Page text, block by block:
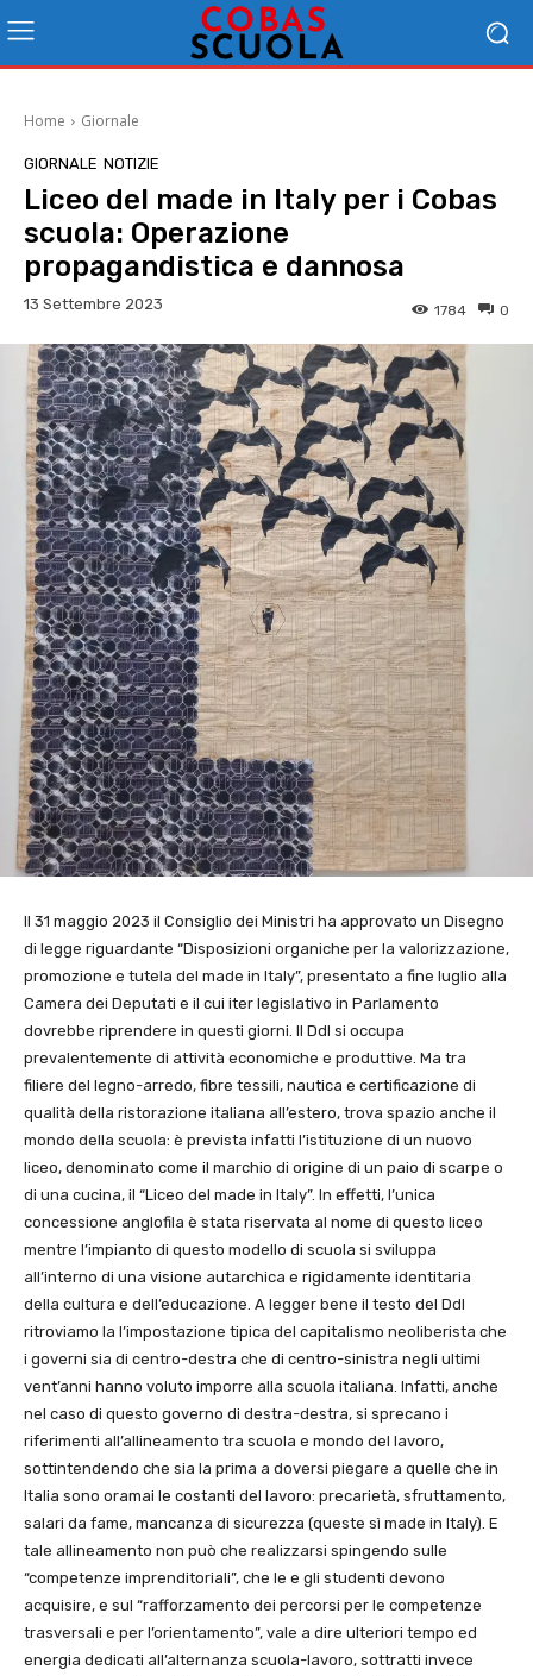
Home Giornale
GIORNALE NOTIZIE
Liceo del made in Italy per i Cobas
scuola: Operazione
propagandistica e dannosa
13 Settembre 2023 0
1784
Il 31 maggio 2023 il Consiglio dei Ministri ha approvato un Disegno
di legge riguardante “Disposizioni organiche per la valorizzazione,
promozione e tutela del made in Italy”, presentato a fine luglio alla
Camera dei Deputati e il cui iter legislativo in Parlamento
dovrebbe riprendere in questi giorni. Il Ddl si occupa
prevalentemente di attività economiche e produttive. Ma tra
filiere del legno-arredo, fibre tessili, nautica e certificazione di
qualità della ristorazione italiana all’estero, trova spazio anche il
mondo della scuola: è prevista infatti l’istituzione di un nuovo
liceo, denominato come il marchio di origine di un paio di scarpe o
di una cucina, il “Liceo del made in Italy”. In effetti, l’unica
concessione anglofila è stata riservata al nome di questo liceo
mentre l’impianto di questo modello di scuola si sviluppa
all’interno di una visione autarchica e rigidamente identitaria
della cultura e dell’educazione. A legger bene il testo del Ddl
ritroviamo la l’impostazione tipica del capitalismo neoliberista che
i governi sia di centro-destra che di centro-sinistra negli ultimi
vent’anni hanno voluto imporre alla scuola italiana. Infatti, anche
nel caso di questo governo di destra-destra, si sprecano i
riferimenti all’allineamento tra scuola e mondo del lavoro,
sottintendendo che sia la prima a doversi piegare a quelle che in
Italia sono oramai le costanti del lavoro: precarietà, sfruttamento,
salari da fame, mancanza di sicurezza (queste sì made in Italy). E
tale allineamento non può che realizzarsi spingendo sulle
“competenze imprenditoriali”, che le e gli studenti devono
acquisire, e sul “rafforzamento dei percorsi per le competenze
trasversali e per l’orientamento”, vale a dire ulteriori tempo ed
energia dedicati all’alternanza scuola-lavoro, sottratti invece